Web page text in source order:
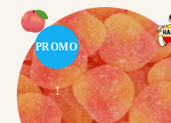
PROMO
!